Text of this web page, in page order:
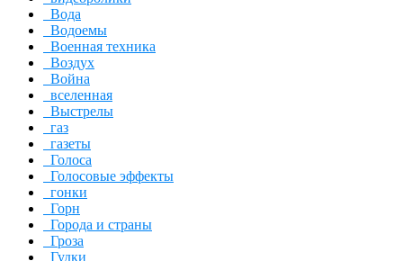
Вода
Водоемы
Военная техника
Воздух
Война
вселенная
Выстрелы
газ
газеты
Голоса
Голосовые эффекты
гонки
Горн
Города и страны
Гроза
Гудки